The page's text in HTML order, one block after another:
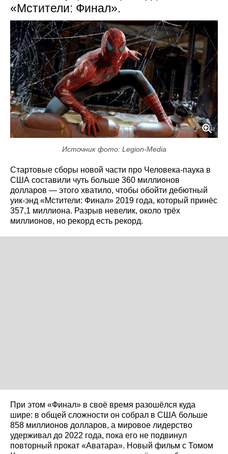
«Мстители: Финал».
Источник фото: Legion-Media
Стартовые сборы новой части про Человека-паука в
США составили чуть больше 360 миллионов
долларов — этого хватило, чтобы обойти дебютный
уик-энд «Мстители: Финал» 2019 года, который принёс
357,1 миллиона. Разрыв невелик, около трёх
миллионов, но рекорд есть рекорд.
При этом «Финал» в своё время разошёлся куда
шире: в общей сложности он собрал в США больше
858 миллионов долларов, а мировое лидерство
удерживал до 2022 года, пока его не подвинул
повторный прокат «Аватара». Новый фильм с Томом